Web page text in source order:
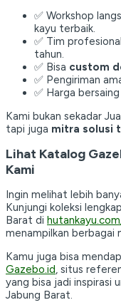
✅ Workshop
kayu terbaik.
✅ Tim
tahun.
✅ Bisa custom
✅ Pengiriman
✅ Harga
Kami bukan sekadar
tapi juga mitra solusi
Lihat Katalog
Kami
Ingin melihat lebih
Kunjungi koleksi
Barat di
menampilkan berbagai
Kamu juga bisa
Gazebo.id, situs
yang bisa jadi inspirasi
Jabung Barat.